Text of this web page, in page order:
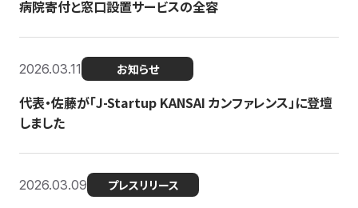
病院寄付と窓口設置サービスの全容
2026.03.11 お知らせ
代表・佐藤が「J-Startup KANSAI カンファレンス」に登壇
しました
2026.03.09 プレスリリース